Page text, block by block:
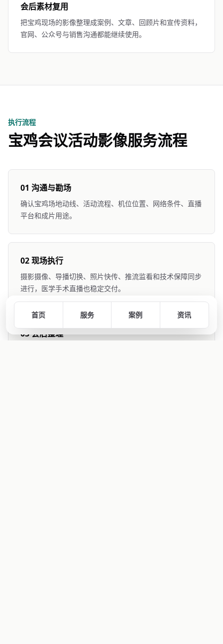
会后素材复用
把宝鸡现场的影像整理成案例、文章、回顾片和宣传资料，
官网、公众号与销售沟通都能继续使用。
执行流程
宝鸡会议活动影像服务流程
01 沟通与勘场
确认宝鸡场地动线、活动流程、机位位置、网络条件、直播
平台和成片用途。
02 现场执行
摄影摄像、导播切换、照片快传、推流监看和技术保障同步
进行，医学手术直播也稳定交付。
03 会后整理
首页 服务 案例 资讯